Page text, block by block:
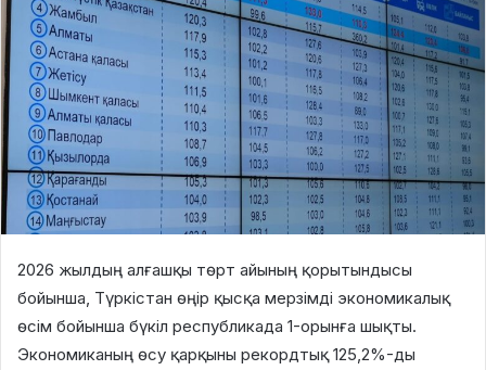
2026 жылдың алғашқы төрт айының қорытындысы
бойынша, Түркістан өңір қысқа мерзімді экономикалық
өсім бойынша бүкіл республикада 1-орынға шықты.
Экономиканың өсу қарқыны рекордтық 125,2%-ды